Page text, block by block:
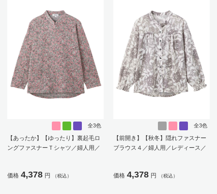
全3色
【あったか】【ゆったり】裏起毛ロ
ングファスナーＴシャツ／婦人用／
／洗濯機OK／前ポケット／おしゃれ
価格 4,378 円 （税込）
全3色
【前開き】【秋冬】隠れファスナー
ブラウス４／婦人用／レディース／
フト【CF】
価格 4,378 円 （税込）